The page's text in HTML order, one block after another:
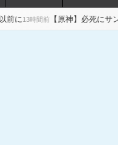
】必死にサンドローネ下げし